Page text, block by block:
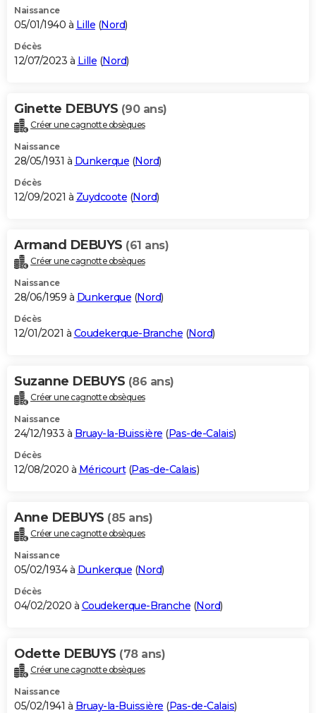
Naissance
05/01/1940 à Lille (Nord)
Décès
12/07/2023 à Lille (Nord)
Ginette DEBUYS (90 ans)
Créer une cagnotte obsèques
Naissance
28/05/1931 à Dunkerque (Nord)
Décès
12/09/2021 à Zuydcoote (Nord)
Armand DEBUYS (61 ans)
Créer une cagnotte obsèques
Naissance
28/06/1959 à Dunkerque (Nord)
Décès
12/01/2021 à Coudekerque-Branche (Nord)
Suzanne DEBUYS (86 ans)
Créer une cagnotte obsèques
Naissance
24/12/1933 à Bruay-la-Buissière (Pas-de-Calais)
Décès
12/08/2020 à Méricourt(Pas-de-Calais)
Anne DEBUYS (85 ans)
Créer une cagnotte obsèques
Naissance
05/02/1934 à Dunkerque (Nord)
Décès
04/02/2020 à Coudekerque-Branche (Nord)
Odette DEBUYS (78 ans)
Créer une cagnotte obsèques
Naissance
05/02/1941 à Bruay-la-Buissière (Pas-de-Calais)